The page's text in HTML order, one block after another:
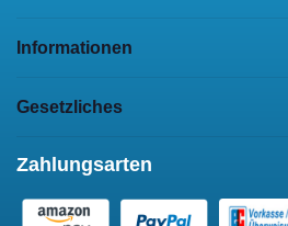
Informationen
Gesetzliches
Zahlungsarten